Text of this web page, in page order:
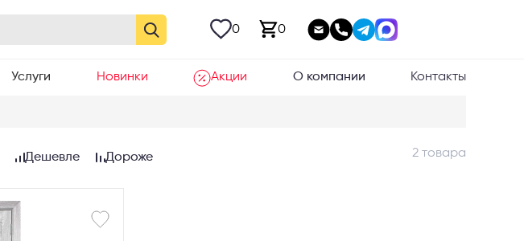
0 0
Услуги Новинки Акции О компании Контакты
Дешевле Дороже 2 товара